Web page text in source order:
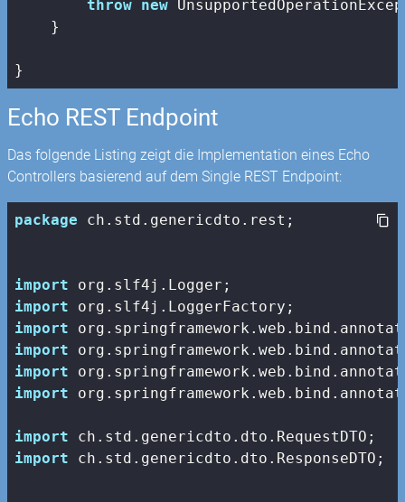
throw new
    }
}
Echo REST Endpoint
Das folgende Listing zeigt die Implementation eines Echo
Controllers basierend auf dem Single REST Endpoint:
package ch.std.genericdto.rest;
import
import
import
import
import
import
import
import ch.std.genericdto.dto.ResponseDTO;